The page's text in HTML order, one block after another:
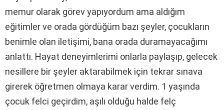
memur olarak görev yapıyordum ama aldığım
eğitimler ve orada gördüğüm bazı şeyler, çocukların
benimle olan iletişimi, bana orada duramayacağımı
anlattı. Hayat deneyimlerimi onlarla paylaşıp, gelecek
nesillere bir şeyler aktarabilmek için tekrar sınava
girerek öğretmen olmaya karar verdim. 1 yaşında
çocuk felci geçirdim, aşılı olduğu halde felç